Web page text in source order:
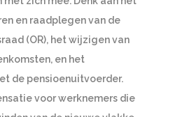
en raadplegen van de
(OR), het wijzigen van
en het
de pensioenuitvoerder.
voor werknemers die